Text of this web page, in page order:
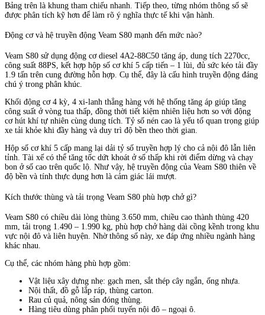
Bảng trên là khung tham chiếu nhanh. Tiếp theo, từng nhóm thông số sẽ
được phân tích kỹ hơn để làm rõ ý nghĩa thực tế khi vận hành.
Động cơ và hệ truyền động Veam S80 mạnh đến mức nào?
Veam S80 sử dụng động cơ diesel 4A2-88C50 tăng áp, dung tích 2270cc,
công suất 88PS, kết hợp hộp số cơ khí 5 cấp tiến – 1 lùi, đủ sức kéo tải đầy
1.9 tấn trên cung đường hỗn hợp. Cụ thể, đây là cấu hình truyền động đáng
chú ý trong phân khúc.
Khối động cơ 4 kỳ, 4 xi-lanh thẳng hàng với hệ thống tăng áp giúp tăng
công suất ở vòng tua thấp, đồng thời tiết kiệm nhiên liệu hơn so với động
cơ hút khí tự nhiên cùng dung tích. Tỷ số nén cao là yếu tố quan trọng giúp
xe tải khỏe khi đầy hàng và duy trì độ bền theo thời gian.
Hộp số cơ khí 5 cấp mang lại dải tỷ số truyền hợp lý cho cả nội đô lẫn liên
tỉnh. Tài xế có thể tăng tốc dứt khoát ở số thấp khi rời điểm dừng và chạy
bon ở số cao trên quốc lộ. Như vậy, hệ truyền động của Veam S80 thiên về
độ bền và tính thực dụng hơn là cảm giác lái mượt.
Kích thước thùng và tải trọng Veam S80 phù hợp chở gì?
Veam S80 có chiều dài lòng thùng 3.650 mm, chiều cao thành thùng 420
mm, tải trọng 1.490 – 1.990 kg, phù hợp chở hàng dài cồng kềnh trong khu
vực nội đô và liên huyện. Nhờ thông số này, xe đáp ứng nhiều ngành hàng
khác nhau.
Cụ thể, các nhóm hàng phù hợp gồm:
Vật liệu xây dựng nhẹ: gạch men, sắt thép cây ngắn, ống nhựa.
Nội thất, đồ gỗ lắp ráp, thùng carton.
Rau củ quả, nông sản đóng thùng.
Hàng tiêu dùng phân phối tuyến nội đô – ngoại ô.